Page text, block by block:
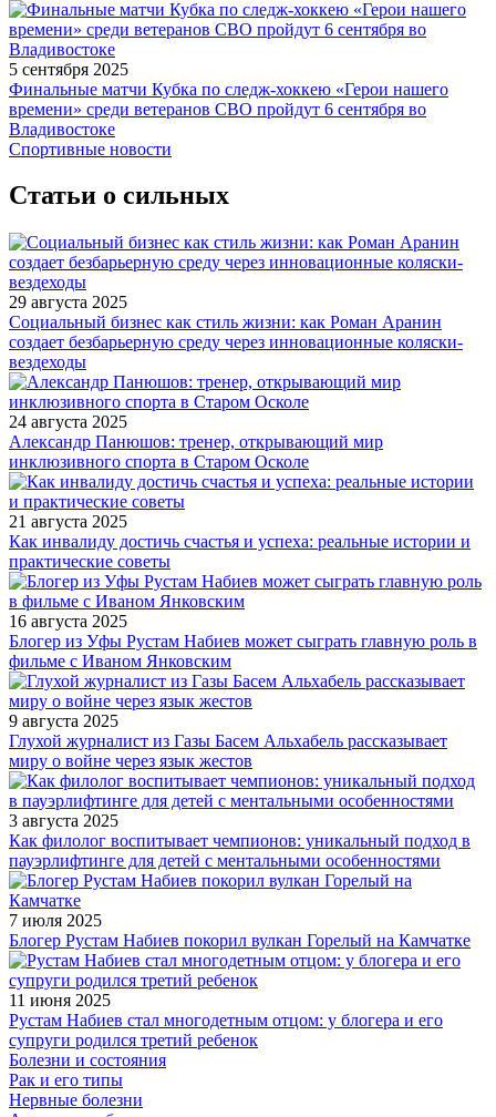
5 сентября 2025
Финальные матчи Кубка по следж-хоккею «Герои нашего
времени» среди ветеранов СВО пройдут 6 сентября во
Владивостоке
Спортивные новости
Статьи о сильных
29 августа 2025
Социальный бизнес как стиль жизни: как Роман Аранин
создает безбарьерную среду через инновационные коляски-
вездеходы
24 августа 2025
Александр Панюшов: тренер, открывающий мир
инклюзивного спорта в Старом Осколе
21 августа 2025
Как инвалиду достичь счастья и успеха: реальные истории и
практические советы
16 августа 2025
Блогер из Уфы Рустам Набиев может сыграть главную роль в
фильме с Иваном Янковским
9 августа 2025
Глухой журналист из Газы Басем Альхабель рассказывает
миру о войне через язык жестов
3 августа 2025
Как филолог воспитывает чемпионов: уникальный подход в
пауэрлифтинге для детей с ментальными особенностями
7 июля 2025
Блогер Рустам Набиев покорил вулкан Горелый на Камчатке
11 июня 2025
Рустам Набиев стал многодетным отцом: у блогера и его
супруги родился третий ребенок
Болезни и состояния
Рак и его типы
Нервные болезни